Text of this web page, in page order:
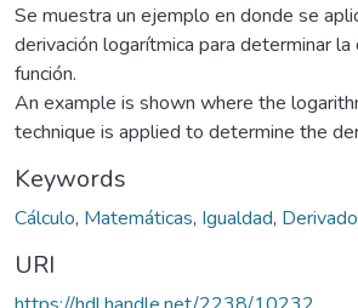
Se muestra un ejemplo en donde se
derivación logarítmica para determinar la
función.
An example is shown where the
technique is applied to determine the
Keywords
Cálculo, Matemáticas, Igualdad,
URI